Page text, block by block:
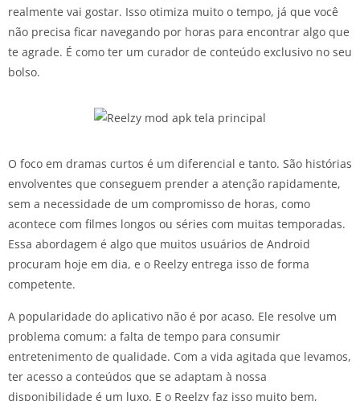
realmente vai gostar. Isso otimiza muito o tempo, já que você
não precisa ficar navegando por horas para encontrar algo que
te agrade. É como ter um curador de conteúdo exclusivo no seu
bolso.
O foco em dramas curtos é um diferencial e tanto. São histórias
envolventes que conseguem prender a atenção rapidamente,
sem a necessidade de um compromisso de horas, como
acontece com filmes longos ou séries com muitas temporadas.
Essa abordagem é algo que muitos usuários de Android
procuram hoje em dia, e o Reelzy entrega isso de forma
competente.
A popularidade do aplicativo não é por acaso. Ele resolve um
problema comum: a falta de tempo para consumir
entretenimento de qualidade. Com a vida agitada que levamos,
ter acesso a conteúdos que se adaptam à nossa
disponibilidade é um luxo. E o Reelzy faz isso muito bem,